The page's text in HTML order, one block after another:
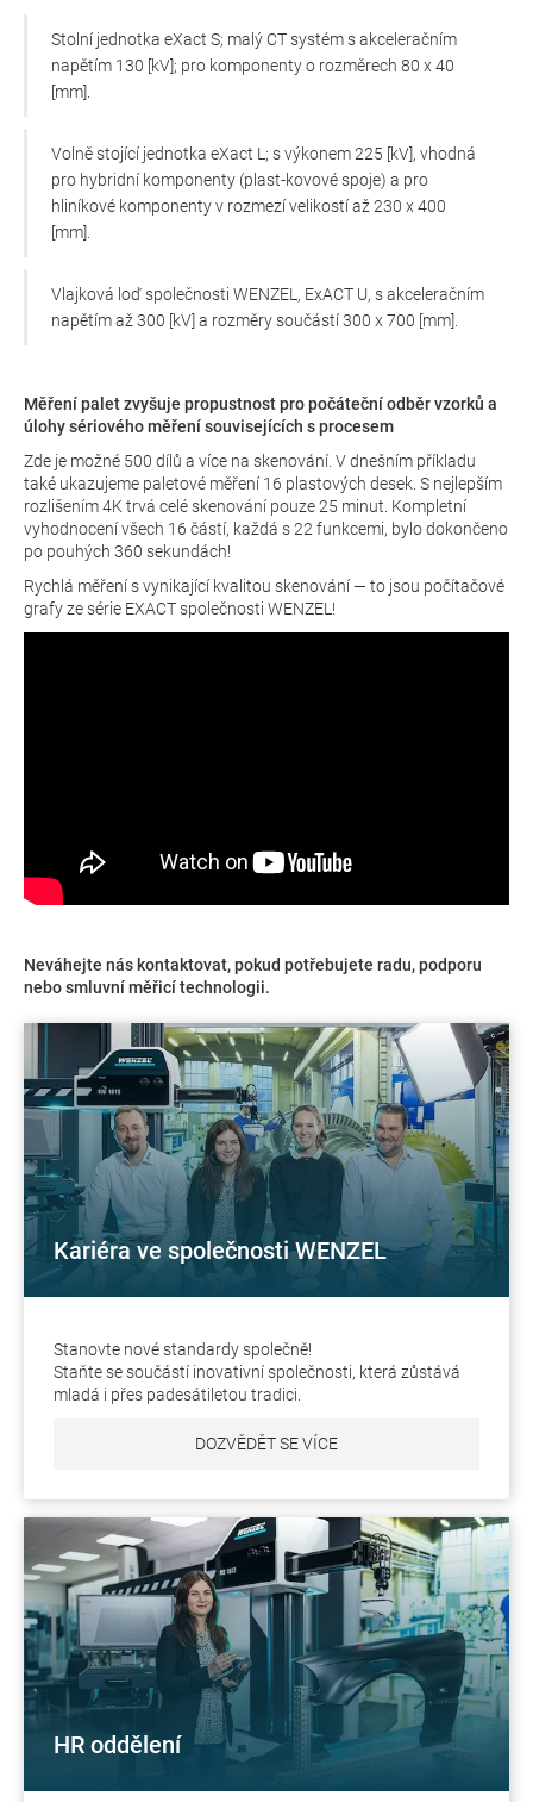
Stolní jednotka eXact S; malý CT systém s akceleračním
napětím 130 [kV]; pro komponenty o rozměrech 80 x 40
[mm].
Volně stojící jednotka eXact L; s výkonem 225 [kV], vhodná
pro hybridní komponenty (plast-kovové spoje) a pro
hliníkové komponenty v rozmezí velikostí až 230 x 400
[mm].
Vlajková loď společnosti WENZEL, ExACT U, s akceleračním
napětím až 300 [kV] a rozměry součástí 300 x 700 [mm].
Měření palet zvyšuje propustnost pro počáteční odběr vzorků a
úlohy sériového měření souvisejících s procesem
Zde je možné 500 dílů a více na skenování. V dnešním příkladu
také ukazujeme paletové měření 16 plastových desek. S nejlepším
rozlišením 4K trvá celé skenování pouze 25 minut. Kompletní
vyhodnocení všech 16 částí, každá s 22 funkcemi, bylo dokončeno
po pouhých 360 sekundách!
Rychlá měření s vynikající kvalitou skenování — to jsou počítačové
grafy ze série EXACT společnosti WENZEL!
Neváhejte nás kontaktovat, pokud potřebujete radu, podporu
nebo smluvní měřicí technologii.
Kariéra ve společnosti WENZEL
Stanovte nové standardy společně!
Staňte se součástí inovativní společnosti, která zůstává
mladá i přes padesátiletou tradici.
DOZVĚDĚT SE VÍCE
HR oddělení